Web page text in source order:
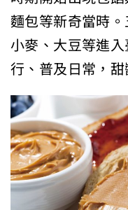
麵包等新奇當時
小麥、大豆等進
行、普及日常，